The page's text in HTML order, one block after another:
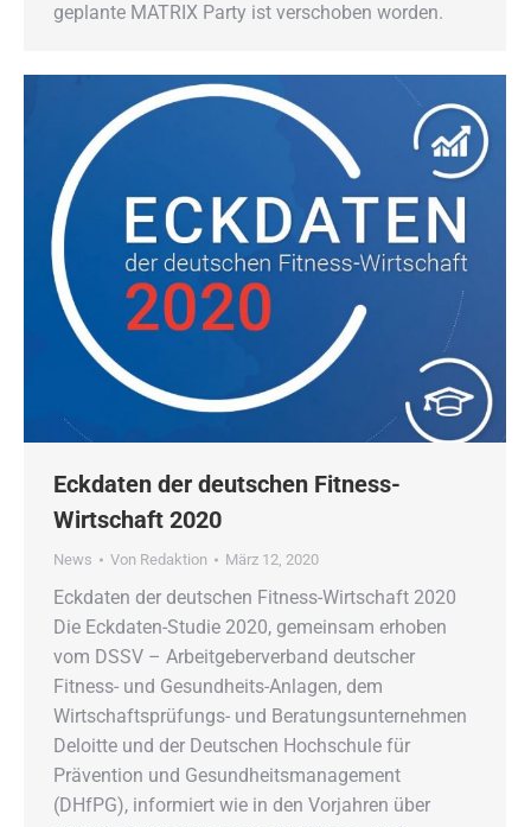
geplante MATRIX Party ist verschoben worden.
Eckdaten der deutschen Fitness-
Wirtschaft 2020
News Von Redaktion März 12, 2020
Eckdaten der deutschen Fitness-Wirtschaft 2020
Die Eckdaten-Studie 2020, gemeinsam erhoben
vom DSSV – Arbeitgeberverband deutscher
Fitness- und Gesundheits-Anlagen, dem
Wirtschaftsprüfungs- und Beratungsunternehmen
Deloitte und der Deutschen Hochschule für
Prävention und Gesundheitsmanagement
(DHfPG), informiert wie in den Vorjahren über